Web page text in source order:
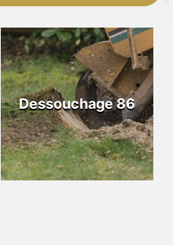
Dessouchage 86